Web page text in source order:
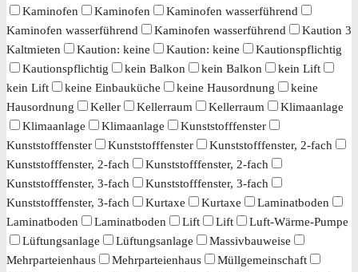
Kaminofen
Kaminofen
Kaminofen wasserführend
Kaminofen wasserführend
Kaminofen wasserführend
Kaution 3
Kaltmieten
Kaution: keine Kaution: keine
Kautionspflichtig
Kautionspflichtig
kein Balkon kein Balkon
kein Lift
kein Lift
keine Einbauküche keine Hausordnung
keine
Hausordnung
Keller Kellerraum Kellerraum
Klimaanlage
Klimaanlage
Klimaanlage
Kunststofffenster
Kunststofffenster
Kunststofffenster
Kunststofffenster, 2-fach
Kunststofffenster, 2-fach
Kunststofffenster, 2-fach
Kunststofffenster, 3-fach
Kunststofffenster, 3-fach
Kunststofffenster, 3-fach
Kurtaxe Kurtaxe
Laminatboden
Laminatboden
Laminatboden Lift Lift
Luft-Wärme-Pumpe
Lüftungsanlage
Lüftungsanlage
Massivbauweise
Mehrparteienhaus
Mehrparteienhaus
Müllgemeinschaft